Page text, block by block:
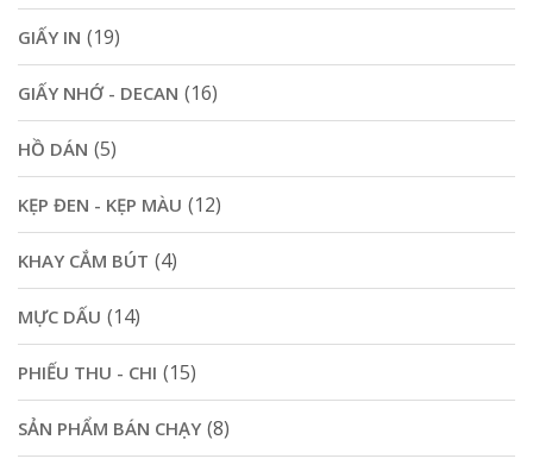
GIẤY IN (19)
GIẤY NHỚ - DECAN (16)
HỒ DÁN (5)
KẸP ĐEN - KẸP MÀU (12)
KHAY CẮM BÚT (4)
MỰC DẤU (14)
PHIẾU THU - CHI (15)
SẢN PHẨM BÁN CHẠY (8)